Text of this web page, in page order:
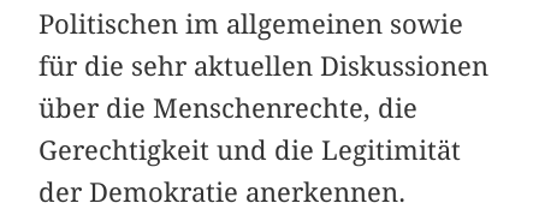
Politischen im allgemeinen sowie
für die sehr aktuellen Diskussionen
über die Menschenrechte, die
Gerechtigkeit und die Legitimität
der Demokratie anerkennen.